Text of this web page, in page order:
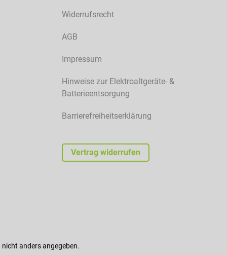
Widerrufsrecht
AGB
Impressum
Hinweise zur Elektroaltgeräte- &
Batterieentsorgung
Barrierefreiheitserklärung
Vertrag widerrufen
anders angegeben.